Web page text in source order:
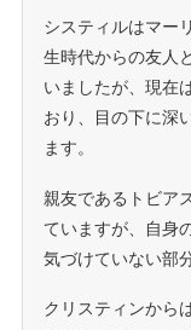
システィルはマー
生時代からの友人
いましたが、現在
おり、目の下に深
ます。
親友であるトビア
ていますが、自身
気づけていない部
クリスティンから